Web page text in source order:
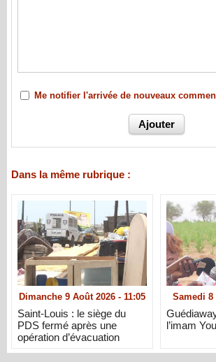
Me notifier l'arrivée de nouveaux
Dans la même rubrique :
Dimanche 9 Août 2026 - 11:05
Saint-Louis : le siège du
PDS fermé après une
opération d’évacuation
Samedi 8
l’imam